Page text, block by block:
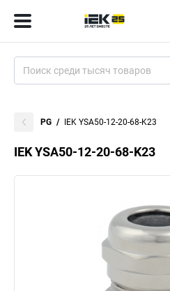
PG IEK YSA50-12-20-68-K23
IEK YSA50-12-20-68-K23